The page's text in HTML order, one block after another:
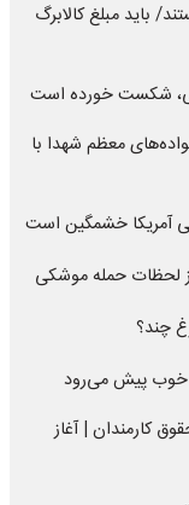
باید مبلغ کالابرگ
شکست خورده است
معظم شهدا با
آمریکا خشمگین است
لحظات حمله موشکی
چند؟
خوب پیش می‌رود
بحساب حقوق کارمندان | آغاز